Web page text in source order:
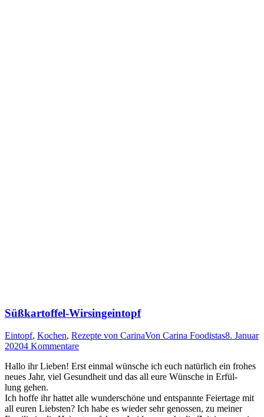
Süßkartoffel-Wirsingeintopf
Eintopf, Kochen, Rezepte von CarinaVon Carina Foodistas8. Januar
20204 Kommentare
Hal­lo ihr Lie­ben! Erst ein­mal wün­sche ich euch natür­lich ein fro­hes
neu­es Jahr, viel Gesund­heit und das all eure Wün­sche in Erfül­
lung gehen.
Ich hof­fe ihr hat­tet alle wun­der­schö­ne und ent­spann­te Fei­er­ta­ge mit
all euren Liebs­ten? Ich habe es wie­der sehr genos­sen, zu mei­ner